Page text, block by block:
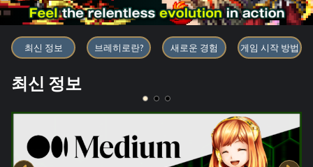
블록체인 게임 「BRAVE
최신 정보 브레히로란? 새로운 경험 게임 시작 방법
최신 정보